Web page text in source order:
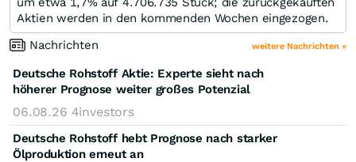
Aktien werden in den kommenden Wochen eingezogen.
Nachrichten
weitere Nachrichten »
Deutsche Rohstoff Aktie: Experte sieht nach
höherer Prognose weiter großes Potenzial
06.08.26 4investors
Deutsche Rohstoff hebt Prognose nach starker
Ölproduktion erneut an